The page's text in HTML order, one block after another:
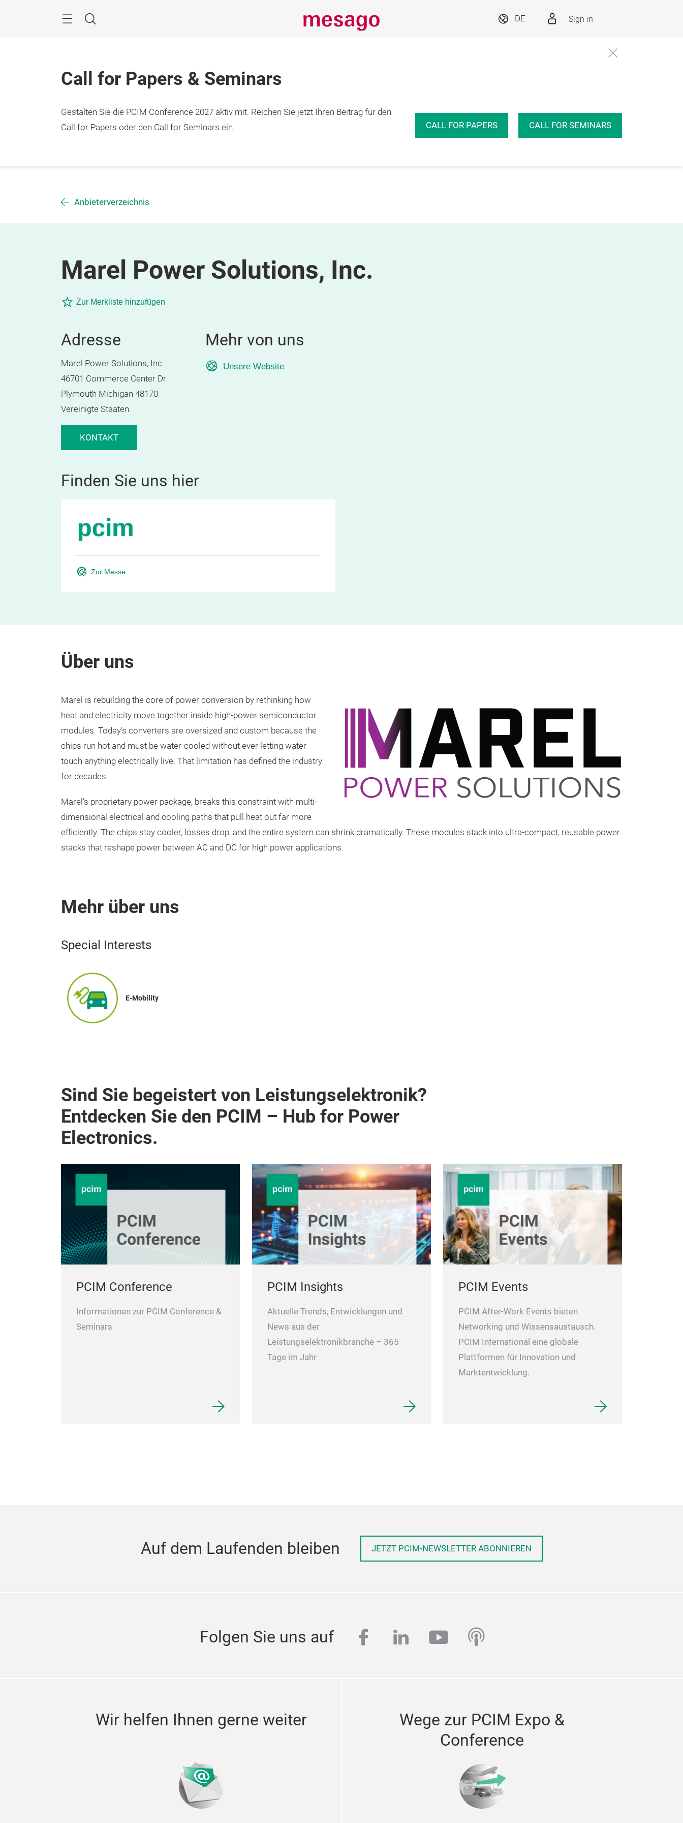
Suche
DE Sign in
Call for Papers & Seminars
Gestalten Sie die PCIM Conference 2027 aktiv mit. Reichen Sie jetzt Ihren Beitrag für den
Call for Papers oder den Call for Seminars ein.
CALL FOR PAPERS CALL FOR SEMINARS
Anbieterverzeichnis
Marel Power Solutions, Inc.
Zur Merkliste hinzufügen
Adresse
Marel Power Solutions, Inc.
46701 Commerce Center Dr
Plymouth Michigan 48170
Vereinigte Staaten
KONTAKT
Mehr von uns
Unsere Website
Finden Sie uns hier
Zur Messe
Über uns
Marel is rebuilding the core of power conversion by rethinking how
heat and electricity move together inside high-power semiconductor
modules. Today’s converters are oversized and custom because the
chips run hot and must be water-cooled without ever letting water
touch anything electrically live. That limitation has defined the industry
for decades.
Marel’s proprietary power package, breaks this constraint with multi-
dimensional electrical and cooling paths that pull heat out far more
efficiently. The chips stay cooler, losses drop, and the entire system can shrink dramatically. These modules stack into ultra-compact, reusable power
stacks that reshape power between AC and DC for high power applications.
Mehr über uns
Special Interests
E-Mobility
Sind Sie begeistert von Leistungselektronik?
Entdecken Sie den PCIM – Hub for Power
Electronics.
PCIM Conference
Informationen zur PCIM Conference &
Seminars
PCIM Insights
Aktuelle Trends, Entwicklungen und
News aus der
Leistungselektronikbranche – 365
Tage im Jahr
PCIM Events
PCIM After-Work Events bieten
Networking und Wissensaustausch.
PCIM International eine globale
Plattformen für Innovation und
Marktentwicklung.
Auf dem Laufenden bleiben JETZT PCIM-NEWSLETTER ABONNIEREN
Folgen Sie uns auf facebook
linkedinyoutubepodcast
Wir helfen Ihnen gerne weiter
Wege zur PCIM Expo &
Conference